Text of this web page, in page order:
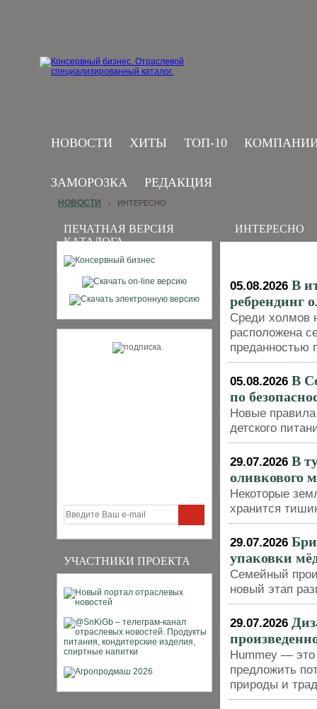
НОВОСТИ ХИТЫ ТОП-10
ЗАМОРОЗКА РЕДАКЦИЯ
ПЕЧАТНАЯ ВЕРСИЯ
КАТАЛОГА
УЧАСТНИКИ ПРОЕКТА
НОВОСТИ › ИНТЕРЕСНО
ИНТЕРЕСНО
05.08.2026 В
ребрендинг
Среди холмов
расположена
преданностью
05.08.2026 В
по
Новые правила
детского
29.07.2026 В
оливкового
Некоторые
хранится
29.07.2026
упаковки
Семейный
новый этап
29.07.2026
Hummey —
предложить
природы и